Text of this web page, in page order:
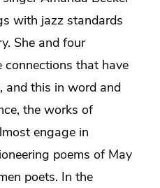
with jazz standards
She and four
connections that have
and this in word and
the works of
engage in
poems of May
poets. In the